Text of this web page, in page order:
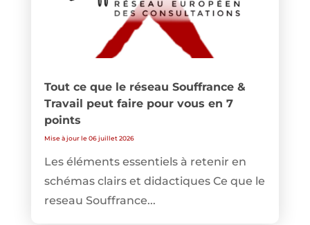
Tout ce que le réseau Souffrance &
Travail peut faire pour vous en 7
points
Mise à jour le 06 juillet 2026
Les éléments essentiels à retenir en
schémas clairs et didactiques Ce que le
reseau Souffrance...